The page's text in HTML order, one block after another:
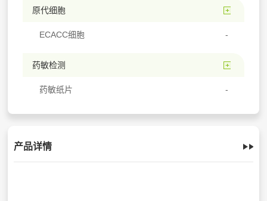
原代细胞
ECACC细胞
药敏检测
药敏纸片
产品详情